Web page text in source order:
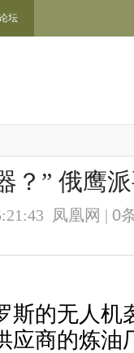
坛
？” 俄鹰
凤凰网 | 0
斯的无人机
应商的炼油